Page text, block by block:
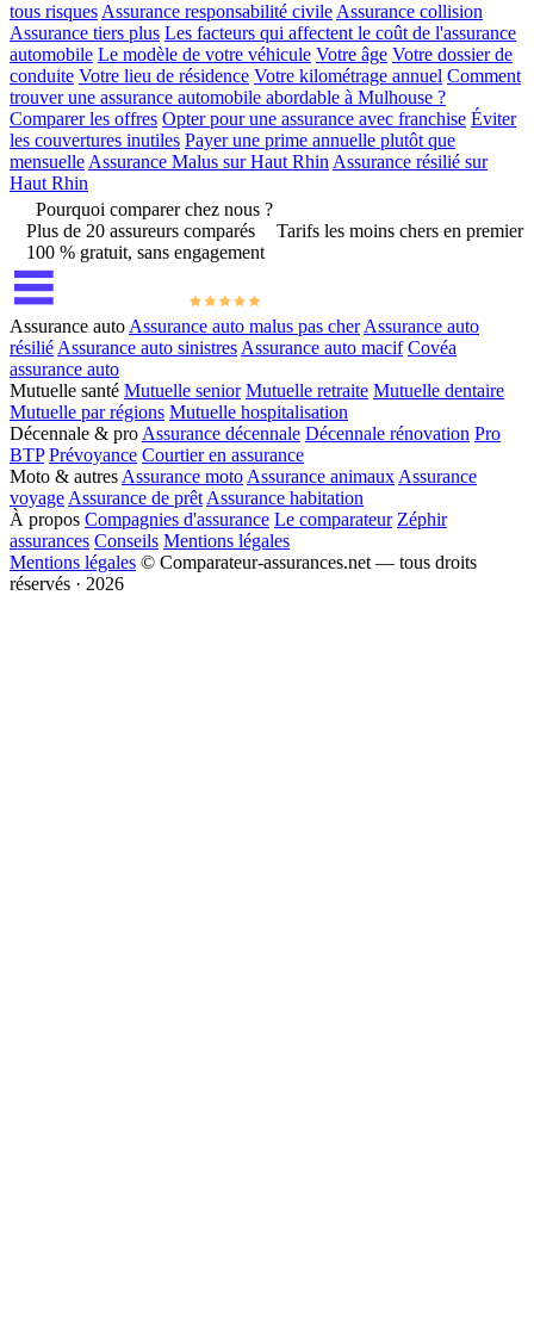
tous risques Assurance responsabilité civile Assurance collision
Assurance tiers plus Les facteurs qui affectent le coût de l'assurance
automobile Le modèle de votre véhicule Votre âge Votre dossier de
conduite Votre lieu de résidence Votre kilométrage annuel Comment
trouver une assurance automobile abordable à Mulhouse ?
Comparer les offres Opter pour une assurance avec franchise Éviter
les couvertures inutiles Payer une prime annuelle plutôt que
mensuelle Assurance Malus sur Haut Rhin Assurance résilié sur
Haut Rhin
Pourquoi comparer chez nous ?
Plus de 20 assureurs comparés
Tarifs les moins chers en premier
100 % gratuit, sans engagement
Assurance auto Assurance auto malus pas cher Assurance auto
résilié Assurance auto sinistres Assurance auto macif Covéa
assurance auto
Mutuelle santé Mutuelle senior Mutuelle retraite Mutuelle dentaire
Mutuelle par régions Mutuelle hospitalisation
Décennale & pro Assurance décennale Décennale rénovation Pro
BTP Prévoyance Courtier en assurance
Moto & autres Assurance moto Assurance animaux Assurance
voyage Assurance de prêt Assurance habitation
À propos Compagnies d'assurance Le comparateur Zéphir
assurances Conseils Mentions légales
Mentions légales © Comparateur-assurances.net — tous droits
réservés · 2026